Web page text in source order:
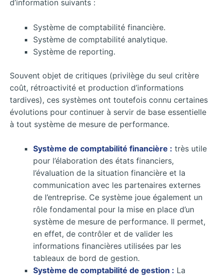
d’information suivants :
Système de comptabilité financière.
Système de comptabilité analytique.
Système de reporting.
Souvent objet de critiques (privilège du seul critère
coût, rétroactivité et production d’informations
tardives), ces systèmes ont toutefois connu certaines
évolutions pour continuer à servir de base essentielle
à tout système de mesure de performance.
Système de comptabilité financière : très utile
pour l’élaboration des états financiers,
l’évaluation de la situation financière et la
communication avec les partenaires externes
de l’entreprise. Ce système joue également un
rôle fondamental pour la mise en place d’un
système de mesure de performance. Il permet,
en effet, de contrôler et de valider les
informations financières utilisées par les
tableaux de bord de gestion.
Système de comptabilité de gestion : La